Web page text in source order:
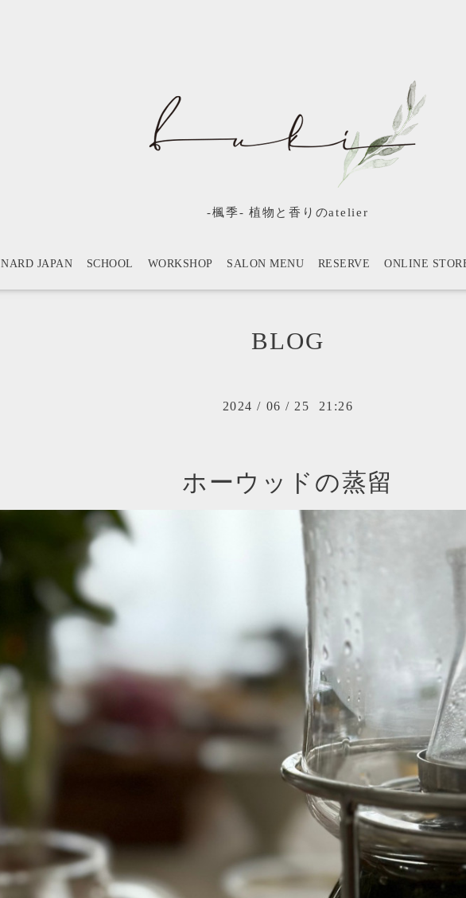
-楓季- 植物と香りのatelier
NARD JAPAN SCHOOL WORKSHOP SALON MENU RESERVE ONLINE
BLOG
2024 / 06 / 25 21:26
ホーウッドの蒸留